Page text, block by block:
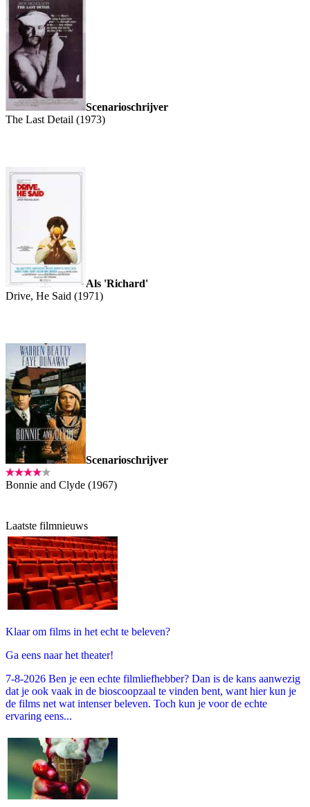
Scenarioschrijver
The Last Detail (1973)
Als 'Richard'
Drive, He Said (1971)
Scenarioschrijver
Bonnie and Clyde (1967)
Laatste filmnieuws
Klaar om films in het echt te beleven?
Ga eens naar het theater!
7-8-2026 Ben je een echte filmliefhebber? Dan is de kans aanwezig
dat je ook vaak in de bioscoopzaal te vinden bent, want hier kun je
de films net wat intenser beleven. Toch kun je voor de echte
ervaring eens...